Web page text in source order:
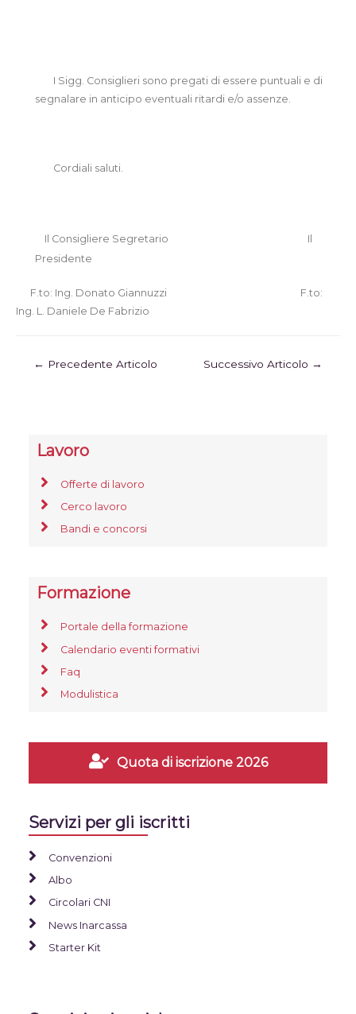
I Sigg. Consiglieri sono pregati di essere puntuali e di
segnalare in anticipo eventuali ritardi e/o assenze.
Cordiali saluti.
Il Consigliere Segretario
Il
Presidente
F.to: Ing. Donato Giannuzzi
F.to:
Ing. L. Daniele De Fabrizio
← Precedente Articolo Successivo Articolo →
Lavoro
Offerte di lavoro
Cerco lavoro
Bandi e concorsi
Formazione
Portale della formazione
Calendario eventi formativi
Faq
Modulistica
Quota di iscrizione 2026
Servizi per gli iscritti
Convenzioni
Albo
Circolari CNI
News Inarcassa
Starter Kit